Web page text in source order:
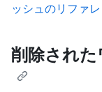
ッシュのリファ
削除され